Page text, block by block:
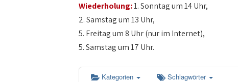
Wiederholung:1. Sonntag um 14 Uhr,
2. Samstag um 13 Uhr,
5. Freitag um 8 Uhr (nur im Internet),
5. Samstag um 17 Uhr.
Kategorien Schlagwörter
5:00
6:00